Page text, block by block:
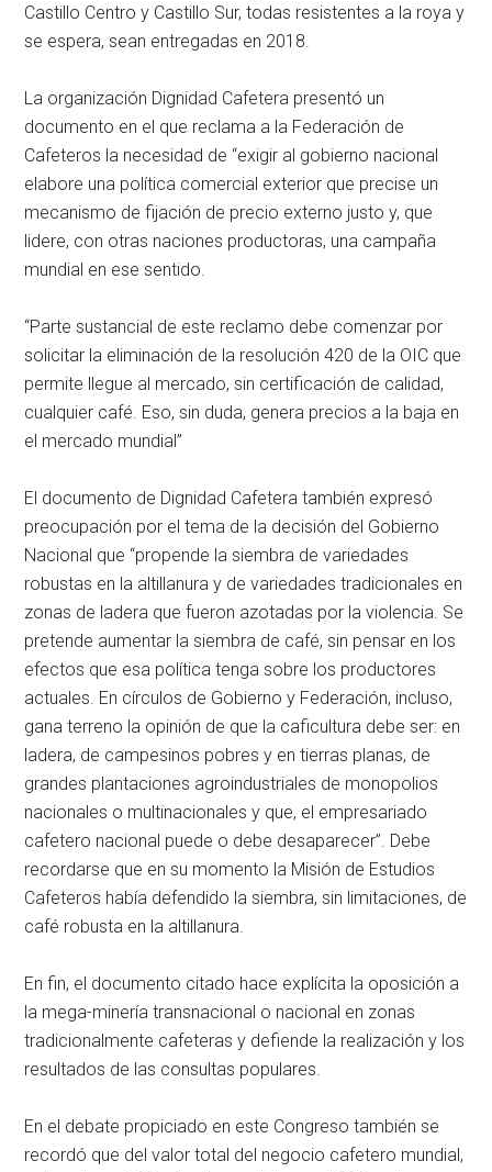
Castillo Centro y Castillo Sur, todas resistentes a la roya y
se espera, sean entregadas en 2018.
La organización Dignidad Cafetera presentó un
documento en el que reclama a la Federación de
Cafeteros la necesidad de “exigir al gobierno nacional
elabore una política comercial exterior que precise un
mecanismo de fijación de precio externo justo y, que
lidere, con otras naciones productoras, una campaña
mundial en ese sentido.
“Parte sustancial de este reclamo debe comenzar por
solicitar la eliminación de la resolución 420 de la OIC que
permite llegue al mercado, sin certificación de calidad,
cualquier café. Eso, sin duda, genera precios a la baja en
el mercado mundial”
El documento de Dignidad Cafetera también expresó
preocupación por el tema de la decisión del Gobierno
Nacional que “propende la siembra de variedades
robustas en la altillanura y de variedades tradicionales en
zonas de ladera que fueron azotadas por la violencia. Se
pretende aumentar la siembra de café, sin pensar en los
efectos que esa política tenga sobre los productores
actuales. En círculos de Gobierno y Federación, incluso,
gana terreno la opinión de que la caficultura debe ser: en
ladera, de campesinos pobres y en tierras planas, de
grandes plantaciones agroindustriales de monopolios
nacionales o multinacionales y que, el empresariado
cafetero nacional puede o debe desaparecer”. Debe
recordarse que en su momento la Misión de Estudios
Cafeteros había defendido la siembra, sin limitaciones, de
café robusta en la altillanura.
En fin, el documento citado hace explícita la oposición a
la mega-minería transnacional o nacional en zonas
tradicionalmente cafeteras y defiende la realización y los
resultados de las consultas populares.
En el debate propiciado en este Congreso también se
recordó que del valor total del negocio cafetero mundial,